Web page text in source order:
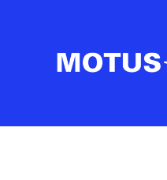
contenuto